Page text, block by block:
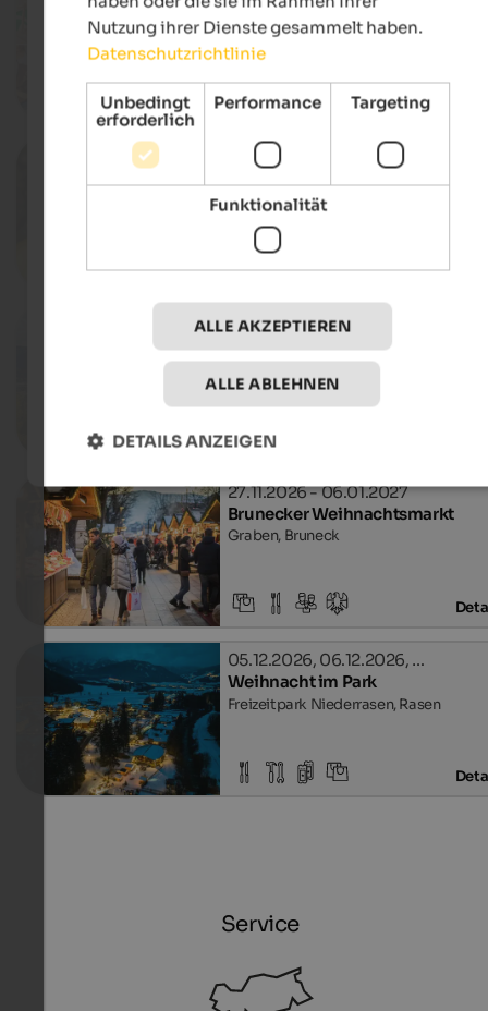
Schokoladefestival
Dorfzentrum, Welsberg-Taisten
10. - 11.10.2026
Herbstmarkt
Rathausplatz, Bruneck
26. - 28.10.2026
Stegener Marktplatz, Bruneck
27.11.2026 - 06.01.2027
Brunecker Weihnachtsmarkt
Graben, Bruneck
05.12.2026, 06.12.2026, …
Weihnacht im Park
Freizeitpark Niederrasen, Rasen
Service
Nutzung ihrer Dienste gesammelt haben.
Datenschutzrichtlinie
Unbedingt
erforderlich
Performance Targeting
Funktionalität
ALLE AKZEPTIEREN
ALLE ABLEHNEN
DETAILS ANZEIGEN